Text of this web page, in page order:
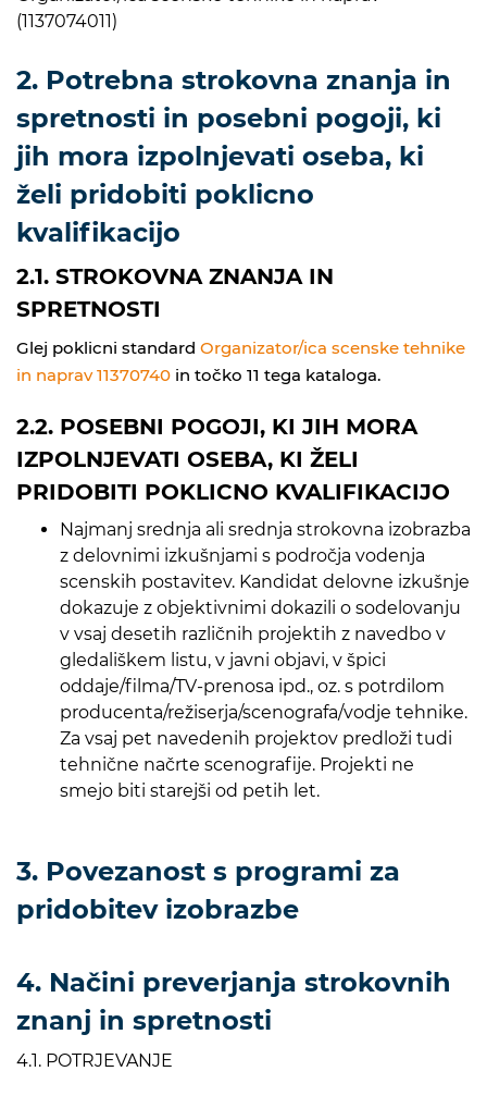
(1137074011)
2. Potrebna strokovna znanja in
spretnosti in posebni pogoji, ki
jih mora izpolnjevati oseba, ki
želi pridobiti poklicno
kvalifikacijo
2.1. STROKOVNA ZNANJA IN
SPRETNOSTI
Glej poklicni standard Organizator/ica scenske tehnike
in naprav 11370740 in točko 11 tega kataloga.
2.2. POSEBNI POGOJI, KI JIH MORA
IZPOLNJEVATI OSEBA, KI ŽELI
PRIDOBITI POKLICNO KVALIFIKACIJO
Najmanj srednja ali srednja strokovna izobrazba
z delovnimi izkušnjami s področja vodenja
scenskih postavitev. Kandidat delovne izkušnje
dokazuje z objektivnimi dokazili o sodelovanju
v vsaj desetih različnih projektih z navedbo v
gledališkem listu, v javni objavi, v špici
oddaje/filma/TV-prenosa ipd., oz. s potrdilom
producenta/režiserja/scenografa/vodje tehnike.
Za vsaj pet navedenih projektov predloži tudi
tehnične načrte scenografije. Projekti ne
smejo biti starejši od petih let.
3. Povezanost s programi za
pridobitev izobrazbe
4. Načini preverjanja strokovnih
znanj in spretnosti
4.1. POTRJEVANJE